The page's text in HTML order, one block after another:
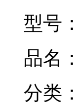
型号：
品名：
分类：